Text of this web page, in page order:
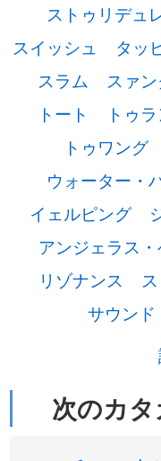
ストゥリデュ
スイッシュ
タッ
スラム
スァン
トート
トゥ
トゥワング
ウォーター・
イェルピング
アンジェラス
リゾナンス
サウンド
次のカ